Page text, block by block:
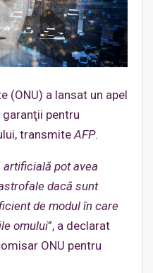
(ONU) a lansat un apel
garanţii pentru
transmiteAFP.
artificială pot avea
dacă sunt
de modul în care
omului”, a declarat
ONU pentru